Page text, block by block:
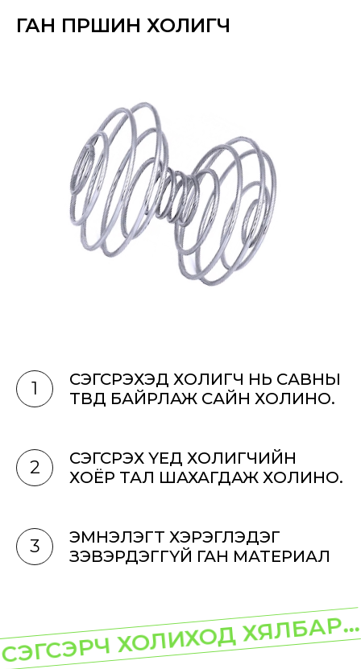
ГАН ПҮРШИН ХОЛИГЧ
1
СЭГСРЭХЭД ХОЛИГЧ НЬ САВНЫ
ТӨВД БАЙРЛАЖ САЙН ХОЛИНО.
2
СЭГСРЭХ ҮЕД ХОЛИГЧИЙН
ХОЁР ТАЛ ШАХАГДАЖ ХОЛИНО.
3
ЭМНЭЛЭГТ ХЭРЭГЛЭДЭГ
ЗЭВЭРДЭГГҮЙ ГАН МАТЕРИАЛ
СЭГСЭРЧ ХОЛИХОД ХЯЛБАР...